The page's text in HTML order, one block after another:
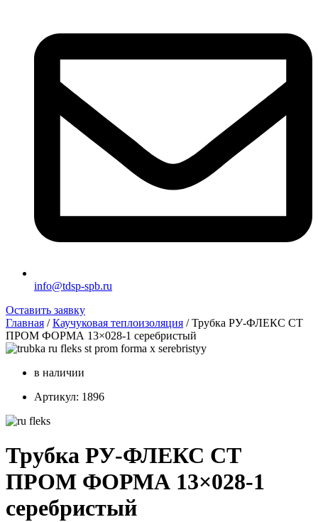
info@tdsp-spb.ru
Оставить заявку
Главная /Каучуковая теплоизоляция / Трубка РУ-ФЛЕКС СТ
ПРОМ ФОРМА 13×028-1 серебристый
в наличии
Артикул: 1896
Трубка РУ-ФЛЕКС СТ
ПРОМ ФОРМА 13×028-1
серебристый